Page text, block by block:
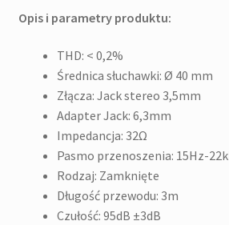
Opis i parametry produktu:
THD: < 0,2%
Średnica słuchawki: Ø 40 mm
Złącza: Jack stereo 3,5mm
Adapter Jack: 6,3mm
Impedancja: 32Ω
Pasmo przenoszenia: 15Hz-
Rodzaj: Zamknięte
Długość przewodu: 3m
Czułość: 95dB ±3dB